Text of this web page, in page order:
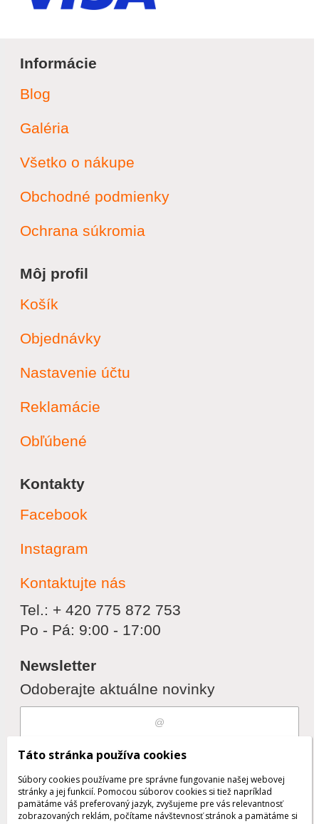
Informácie
Blog
Galéria
Všetko o nákupe
Obchodné podmienky
Ochrana súkromia
Môj profil
Košík
Objednávky
Nastavenie účtu
Reklamácie
Obľúbené
Kontakty
Facebook
Instagram
Kontaktujte nás
Tel.: + 420 775 872 753
Po - Pá: 9:00 - 17:00
Newsletter
Odoberajte aktuálne novinky
Súhlasím sspracovaním osobných
údajov
Odobrať Pridať
Táto stránka používa cookies
Súbory cookies používame pre správne fungovanie našej webovej
stránky a jej funkcií. Pomocou súborov cookies si tiež napríklad
pamätáme váš preferovaný jazyk, zvyšujeme pre vás relevantnosť
zobrazovaných reklám, počítame návštevnosť stránok a pamätáme si